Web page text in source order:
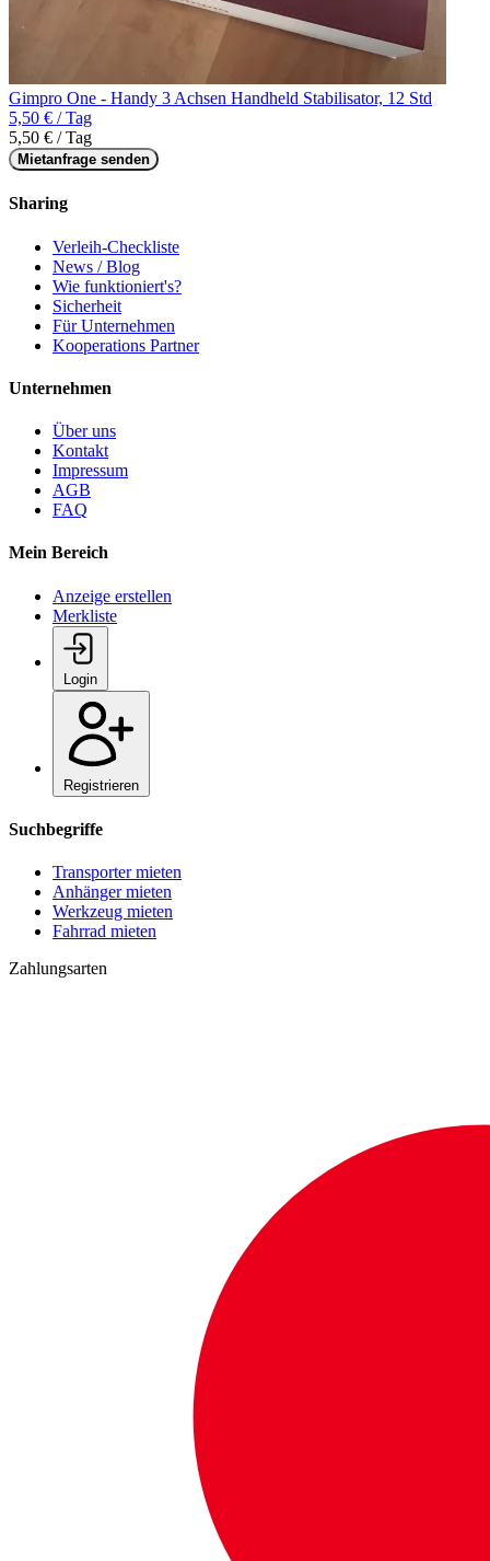
Gimpro One - Handy 3 Achsen Handheld Stabilisator, 12 Std
5,50 € / Tag
5,50 € / Tag
Mietanfrage senden
Sharing
Verleih-Checkliste
News / Blog
Wie funktioniert's?
Sicherheit
Für Unternehmen
Kooperations Partner
Unternehmen
Über uns
Kontakt
Impressum
AGB
FAQ
Mein Bereich
Anzeige erstellen
Merkliste
Login
Registrieren
Suchbegriffe
Transporter mieten
Anhänger mieten
Werkzeug mieten
Fahrrad mieten
Zahlungsarten